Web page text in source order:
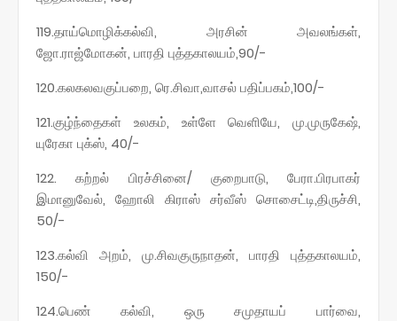
119.தாய்மொழிக்கல்வி, அரசின் அவலங்கள்,
ஜோ.ராஜ்மோகன், பாரதி புத்தகாலயம்,90/-
120.கலகலவகுப்பறை, ரெ.சிவா,வாசல் பதிப்பகம்,100/-
121.குழ்ந்தைகள் உலகம், உள்ளே வெளியே, மு.முருகேஷ்,
யுரேகா புக்ஸ், 40/-
122. கற்றல் பிரச்சினை/ குறைபாடு, பேரா.பிரபாகர்
இமானுவேல், ஹோலி கிராஸ் சர்வீஸ் சொசைட்டி,திருச்சி,
50/-
123.கல்வி அறம், மு.சிவகுருநாதன், பாரதி புத்தகாலயம்,
150/-
124.பெண் கல்வி, ஒரு சமுதாயப் பார்வை,